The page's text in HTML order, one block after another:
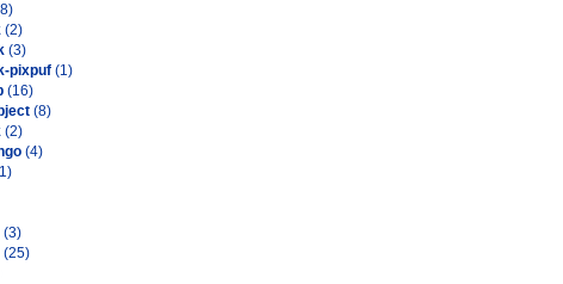
(2)
(3)
pixpuf (1)
(16)
(8)
(2)
(4)
(3)
(25)